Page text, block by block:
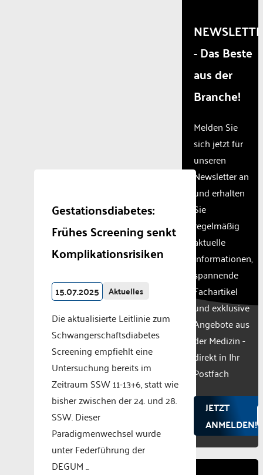
Gestationsdiabetes:
Frühes Screening senkt
Komplikationsrisiken
15.07.2025 Aktuelles
Die aktualisierte Leitlinie zum
Schwangerschaftsdiabetes
Screening empfiehlt eine
Untersuchung bereits im
Zeitraum SSW 11-13+6, statt wie
bisher zwischen der 24. und 28.
SSW. Dieser
Paradigmenwechsel wurde
unter Federführung der
DEGUM ...
that
are
not
disclosed
to the
The
owner
needs
to
setup
the
site
with
CMP
to add
content
to the
list of
used.
Powered
Consent
- Das Beste
aus der
Branche!
Melden Sie
sich jetzt für
unseren
Newsletter an
und erhalten
Sie
regelmäßig
aktuelle
Informationen,
spannende
Fachartikel
und exklusive
Angebote aus
der Medizin -
direkt in Ihr
Postfach
JETZT
ANMELDEN!